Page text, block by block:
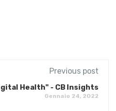
Previous post
Health" - CB Insights
Gennaio 24, 2022